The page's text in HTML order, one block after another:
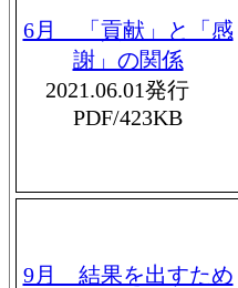
6月 「貢献」と「感
謝」の関係
2021.06.01発行
PDF/423KB
9月 結果を出すため